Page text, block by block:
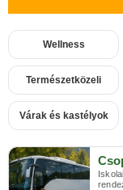
Wellness
Természetközeli
Várak és kastélyok